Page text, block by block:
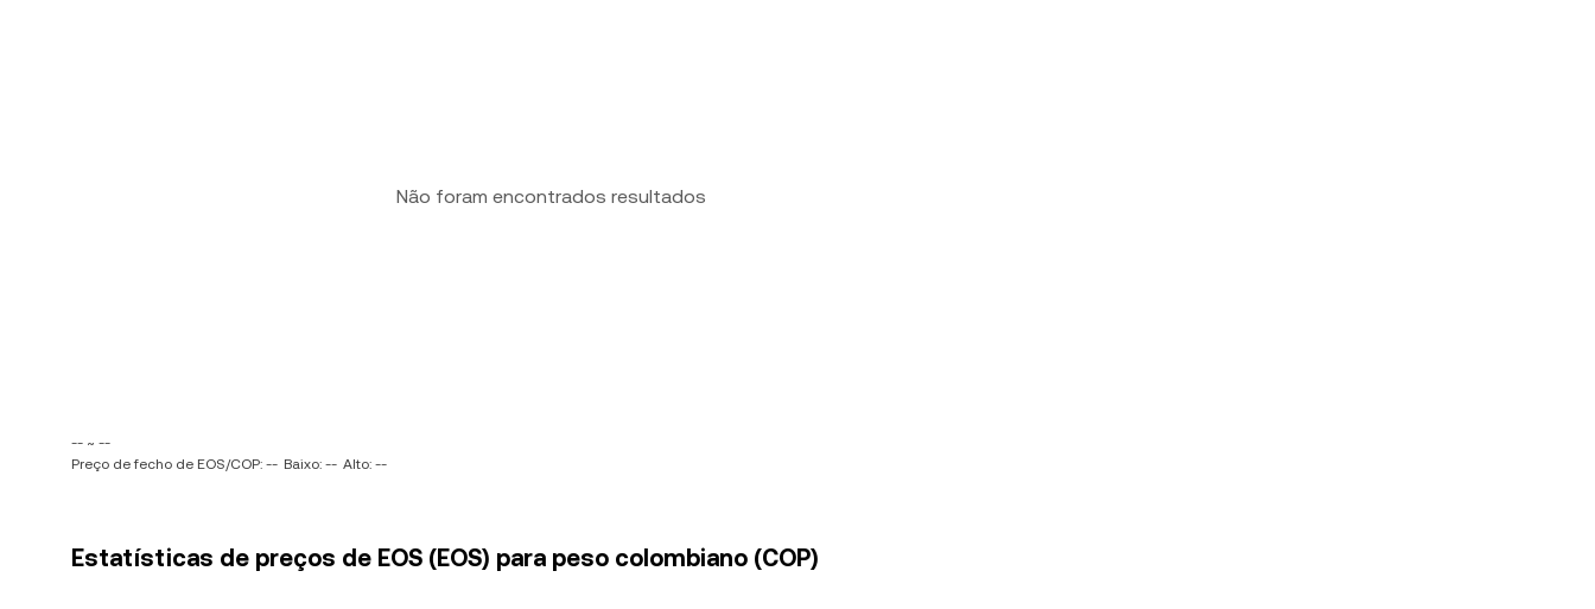
Não foram encontrados resultados
-- ~ --
Preço de fecho de EOS/COP: -- Baixo: -- Alto: --
Estatísticas de preços de EOS (EOS) para peso colombiano (COP)